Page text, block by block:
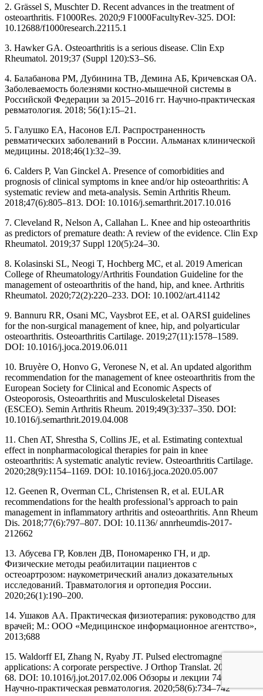
2. Grässel S, Muschter D. Recent advances in the treatment of
osteoarthritis. F1000Res. 2020;9 F1000FacultyRev-325. DOI:
10.12688/f1000research.22115.1
3. Hawker GA. Osteoarthritis is a serious disease. Clin Exp
Rheumatol. 2019;37 (Suppl 120):S3–S6.
4. Балабанова РМ, Дубинина ТВ, Демина АБ, Кричевская ОА.
Заболеваемость болезнями костно-мышечной системы в
Российской Федерации за 2015–2016 гг. Научно-практическая
ревматология. 2018; 56(1):15–21.
5. Галушко ЕА, Насонов ЕЛ. Распространенность
ревматических заболеваний в России. Альманах клинической
медицины. 2018;46(1):32–39.
6. Calders P, Van Ginckel A. Presence of comorbidities and
prognosis of clinical symptoms in knee and/or hip osteoarthritis: A
systematic review and meta-analysis. Semin Arthritis Rheum.
2018;47(6):805–813. DOI: 10.1016/j.semarthrit.2017.10.016
7. Cleveland R, Nelson A, Callahan L. Knee and hip osteoarthritis
as predictors of premature death: A review of the evidence. Clin Exp
Rheumatol. 2019;37 Suppl 120(5):24–30.
8. Kolasinski SL, Neogi T, Hochberg MC, et al. 2019 American
College of Rheumatology/Arthritis Foundation Guideline for the
management of osteoarthritis of the hand, hip, and knee. Arthritis
Rheumatol. 2020;72(2):220–233. DOI: 10.1002/art.41142
9. Bannuru RR, Osani MC, Vaysbrot EE, et al. OARSI guidelines
for the non-surgical management of knee, hip, and polyarticular
osteoarthritis. Osteoarthritis Cartilage. 2019;27(11):1578–1589.
DOI: 10.1016/j.joca.2019.06.011
10. Bruyère O, Honvo G, Veronese N, et al. An updated algorithm
recommendation for the management of knee osteoarthritis from the
European Society for Clinical and Economic Aspects of
Osteoporosis, Osteoarthritis and Musculoskeletal Diseases
(ESCEO). Semin Arthritis Rheum. 2019;49(3):337–350. DOI:
10.1016/j.semarthrit.2019.04.008
11. Chen AT, Shrestha S, Collins JE, et al. Estimating contextual
effect in nonpharmacological therapies for pain in knee
osteoarthritis: A systematic analytic review. Osteoarthritis Cartilage.
2020;28(9):1154–1169. DOI: 10.1016/j.joca.2020.05.007
12. Geenen R, Overman CL, Christensen R, et al. EULAR
recommendations for the health professional’s approach to pain
management in inflammatory arthritis and osteoarthritis. Ann Rheum
Dis. 2018;77(6):797–807. DOI: 10.1136/ annrheumdis-2017-
212662
13. Абусева ГР, Ковлен ДВ, Пономаренко ГН, и др.
Физические методы реабилитации пациентов с
остеоартрозом: наукометрический анализ доказательных
исследований. Травматология и ортопедия России.
2020;26(1):190–200.
14. Ушаков АА. Практическая физиотерапия: руководство для
врачей; М.: ООО «Медицинское информационное агентство»,
2013;688
15. Waldorff EI, Zhang N, Ryaby JT. Pulsed electromagnetic field
applications: A corporate perspective. J Orthop Translat. 2017;9:60–
68. DOI: 10.1016/j.jot.2017.02.006 Обзоры и лекции 740
Научно-практическая ревматология. 2020;58(6):734–742